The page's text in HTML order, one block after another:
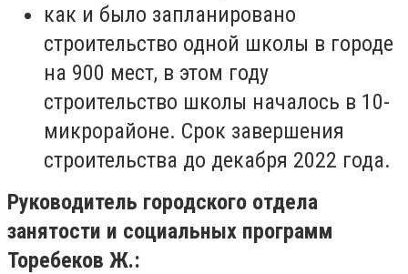
как и было запланировано
строительство одной школы в городе
на 900 мест, в этом году
строительство школы началось в 10-
микрорайоне. Срок завершения
строительства до декабря 2022 года.
Руководитель городского отдела
занятости и социальных программ
Торебеков Ж.: